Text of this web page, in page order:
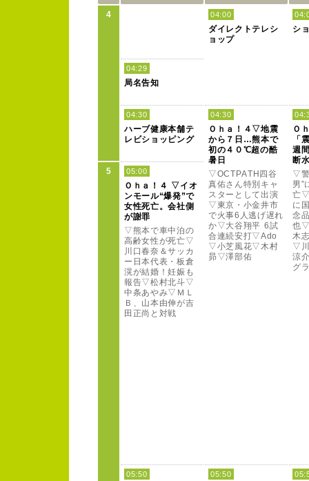
4 04:00
ダイレクトテレシ
ョップ
シ
04:29
局名告知
04:30
ハーブ健康本舗テ
レビショッピング
04:30
Ｏ ｈ ａ ！ ４ ▽地震
から７ 日…熊本で
初の４ ０ ℃超の酷
暑日
▽OCTPATH四谷
真佑さん特別キャ
スター として出演
▽東京・小金井市
で火事6 人逃げ遅れ
か▽大谷翔平 6試
合連続安打▽Ado
▽小芝風花▽木村
昴▽澤部佑
Ｏ
「
週
断
▽警
男”
亡▽
に
念
也
木
▽
涼
グ
5 05:00
Ｏ ｈ ａ ！ ４
▽イオ
ンモー ル“爆発”で
女性死亡。会社側
が謝罪
▽熊本で車中泊の
高齢女性が死亡▽
川口春奈＆サッカ
ー 日本代表・板倉
滉が結婚！妊娠も
報告▽松村北斗▽
中条あやみ▽Ｍ Ｌ
Ｂ
山本由伸が吉
田正尚と対戦
05:50 05:50